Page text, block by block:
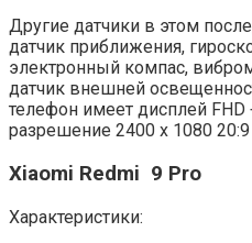
Другие датчики в этом
датчик приближения,
электронный компас,
датчик внешней
телефон имеет дисплей FHD
разрешение 2400 x 1080 20:9
Xiaomi Redmi 9 Pro
Характеристики: